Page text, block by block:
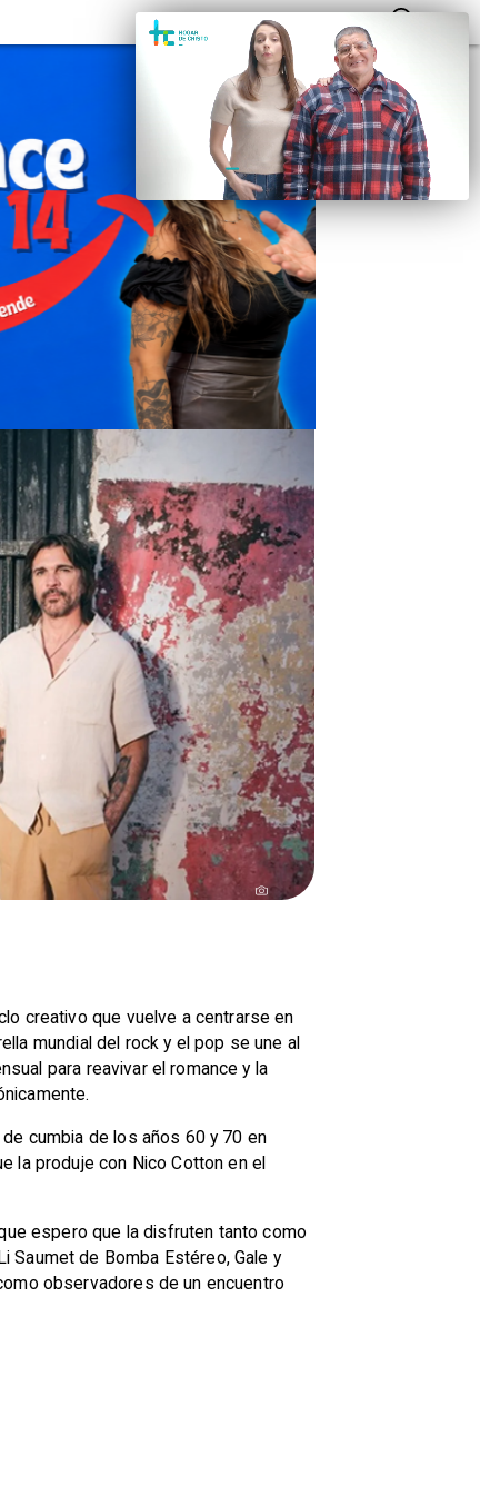
creativo que vuelve a centrarse en
mundial del rock y el pop se une al
para reavivar el romance y la
cumbia de los años 60 y 70 en
la produje con Nico Cotton en el
espero que la disfruten tanto como
Saumet de Bomba Estéreo, Gale y
observadores de un encuentro